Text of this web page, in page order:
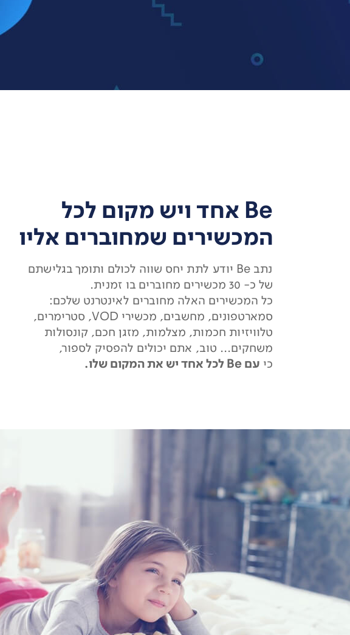
Be אחד ויש מקום לכל
המכשירים שמחוברים אליו
נתב Be יודע לתת יחס שווה לכולם ותומך בגלישתם
של כ- 30 מכשירים מחוברים בו זמנית.
כל המכשירים האלה מחוברים לאינטרנט שלכם:
סמארטפונים, מחשבים, מכשירי VOD, סטרימרים,
טלוויזיות חכמות, מצלמות, מזגן חכם, קונסולות
משחקים... טוב, אתם יכולים להפסיק לספור,
כי עם Be לכל אחד יש את המקום שלו.